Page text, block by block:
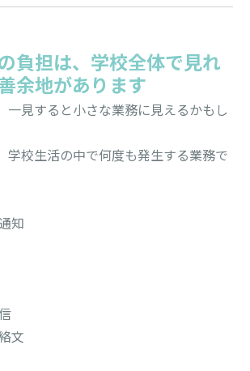
負担は、学校全体で見れ
余地があります
一見すると小さな業務に見えるかもし
学校生活の中で何度も発生する業務で
知
文